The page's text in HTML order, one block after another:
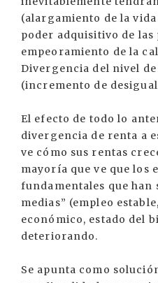
(alargamiento de la
poder adquisitivo de las
empeoramiento de la
Divergencia del nivel
(incremento de
El efecto de todo lo
divergencia de renta a
ve cómo sus rentas
mayoría que ve que los
fundamentales que han
medias” (empleo
económico, estado del
deteriorando.
Se apunta como